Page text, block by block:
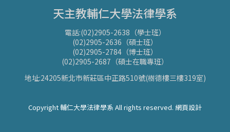
天主教輔仁大學法律學系
電話:(02)2905-2638（學士班）
(02)2905-2636（碩士班）
(02)2905-2784（博士班）
(02)2905-2687（碩士在職專班）
地址:24205新北市新莊區中正路510號(樹德樓三樓319室)
Copyright 輔仁大學法律學系 All rights reserved. 網頁設計